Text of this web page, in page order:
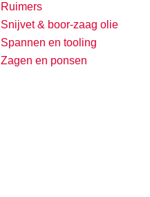
Ruimers
Snijvet & boor-zaag olie
Spannen en tooling
Zagen en ponsen